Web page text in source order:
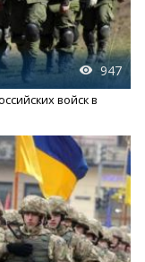
947
войск в